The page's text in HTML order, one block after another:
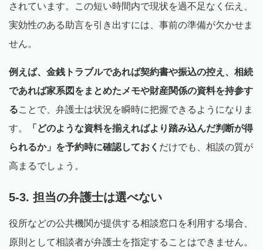
されています。この短い時間内で現状を過不足なく伝え、
実効性のある助言を引き出すには、事前の準備が欠かせま
せん。
例えば、金銭トラブルであれば契約書や振込の控え、相続
であれば家系図をまとめたメモや財産関係の資料を持参す
ることで、弁護士は状況を瞬時に把握できるようになりま
す。
「どのような資料を揃えればより踏み込んだ判断が得
られるか」を予約時に確認しておく だけでも、相談の質が
高まるでしょう。
5-3. 担当の弁護士は選べない
役所などの公共機関が提供する相談窓口を利用する場合、
原則として相談者が弁護士を指定することはできません。